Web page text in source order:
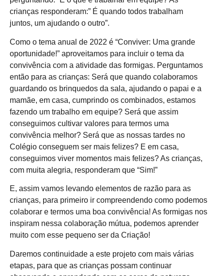
crianças responderam:” É quando todos trabalham
juntos, um ajudando o outro”.
Como o tema anual de 2022 é “Conviver: Uma grande
oportunidade!” aproveitamos para incluir o tema da
convivência com a atividade das formigas. Perguntamos
então para as crianças: Será que quando colaboramos
guardando os brinquedos da sala, ajudando o papai e a
mamãe, em casa, cumprindo os combinados, estamos
fazendo um trabalho em equipe? Será que assim
conseguimos cultivar valores para termos uma
convivência melhor? Será que as nossas tardes no
Colégio conseguem ser mais felizes? E em casa,
conseguimos viver momentos mais felizes? As crianças,
com muita alegria, responderam que “Sim!”
E, assim vamos levando elementos de razão para as
crianças, para primeiro ir compreendendo como podemos
colaborar e termos uma boa convivência! As formigas nos
inspiram nessa colaboração mútua, podemos aprender
muito com esse pequeno ser da Criação!
Daremos continuidade a este projeto com mais várias
etapas, para que as crianças possam continuar